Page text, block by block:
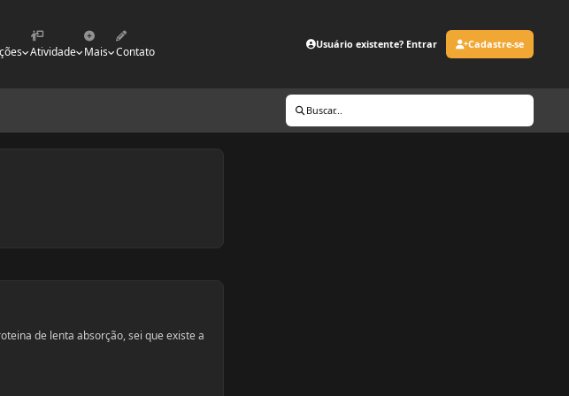
Atividade Mais Contato
Usuário existente? Entrar Cadastre-se
Buscar...
de lenta absorção, sei que existe a